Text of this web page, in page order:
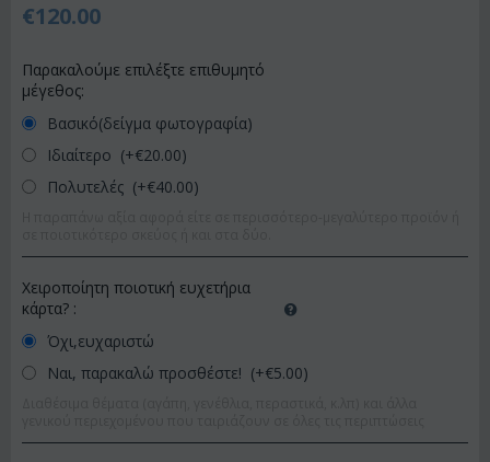
€120.00
Παρακαλούμε επιλέξτε επιθυμητό
μέγεθος:
Βασικό(δείγμα φωτογραφία)
Ιδιαίτερο (+€20.00)
Πολυτελές (+€40.00)
Χειροποίητη ποιοτική ευχετήρια
κάρτα? :
Όχι,ευχαριστώ
Ναι, παρακαλώ προσθέστε! (+€5.00)